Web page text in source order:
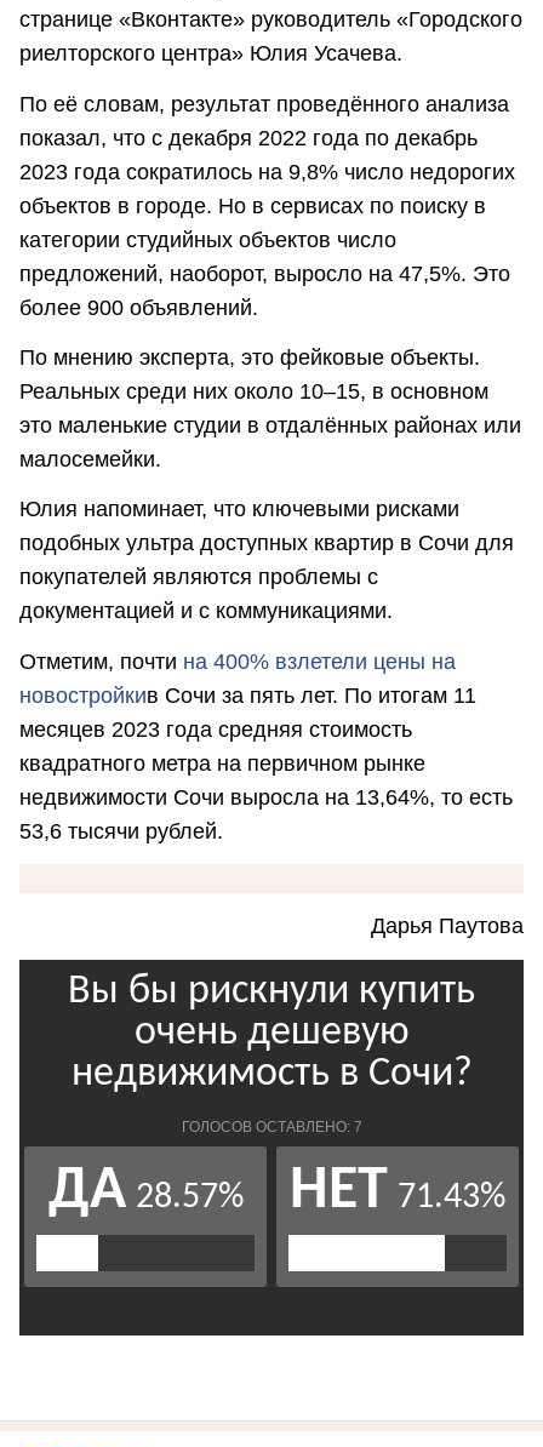
странице «Вконтакте» руководитель «Городского
риелторского центра» Юлия Усачева.
По её словам, результат проведённого анализа
показал, что с декабря 2022 года по декабрь
2023 года сократилось на 9,8% число недорогих
объектов в городе. Но в сервисах по поиску в
категории студийных объектов число
предложений, наоборот, выросло на 47,5%. Это
более 900 объявлений.
По мнению эксперта, это фейковые объекты.
Реальных среди них около 10–15, в основном
это маленькие студии в отдалённых районах или
малосемейки.
Юлия напоминает, что ключевыми рисками
подобных ультра доступных квартир в Сочи для
покупателей являются проблемы с
документацией и с коммуникациями.
Отметим, почти на 400% взлетели цены на
новостройкив Сочи за пять лет. По итогам 11
месяцев 2023 года средняя стоимость
квадратного метра на первичном рынке
недвижимости Сочи выросла на 13,64%, то есть
53,6 тысячи рублей.
Дарья Паутова